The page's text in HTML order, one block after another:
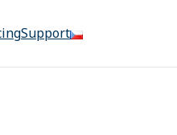
Support